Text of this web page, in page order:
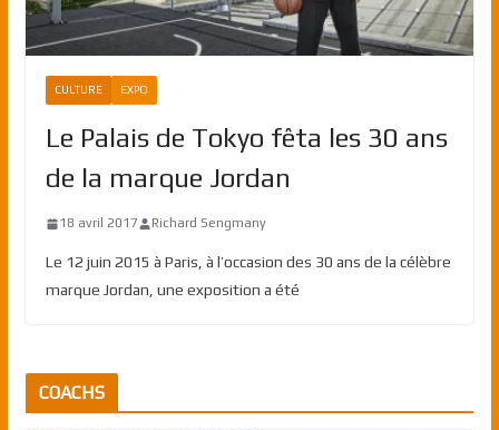
CULTURE EXPO
Le Palais de Tokyo fêta les 30 ans
de la marque Jordan
18 avril 2017 Richard Sengmany
Le 12 juin 2015 à Paris, à l’occasion des 30 ans de la célèbre
marque Jordan, une exposition a été
COACHS